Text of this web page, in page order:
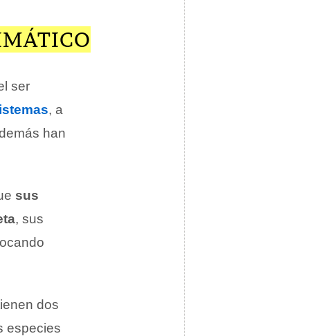
ser
, a
han
sus
, sus
dos
especies